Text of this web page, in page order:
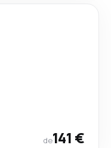
de141 €